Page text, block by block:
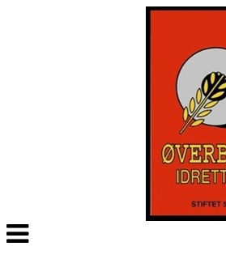
Veksle
navigasjon